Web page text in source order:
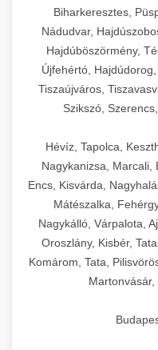
Biharkeresztes,
Nádudvar,
Hajdúböszörmény,
Újfehértó,
Tiszaújváros,
Szikszó,
Hévíz, Tapolca,
Nagykanizsa, Marcali,
Encs, Kisvárda,
Mátészalka,
Nagykálló, Várpalota,
Oroszlány, Kisbér,
Komárom, Tata,